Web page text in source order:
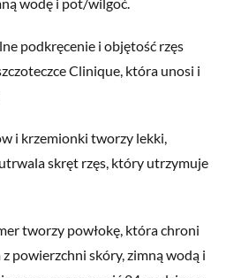
podkręcenie i objętość rzęs
Clinique, która unosi i
i krzemionki tworzy lekki,
skręt rzęs, który utrzymuje
tworzy powłokę, która chroni
z powierzchni skóry, zimną wodą i